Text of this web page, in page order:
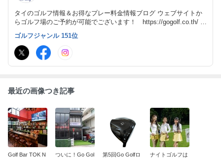
タイのゴルフ情報＆お得なプレー料金情報ブログ ウェブサイトか
らゴルフ場のご予約が可能でございます！ https://gogolf.co.th/ LI
す
ゴルフジャンル 151位
最近の画像つき記事
Golf Bar TOK N
ついに！Go Gol
第5回Go Golfロ
ナイトゴルフは